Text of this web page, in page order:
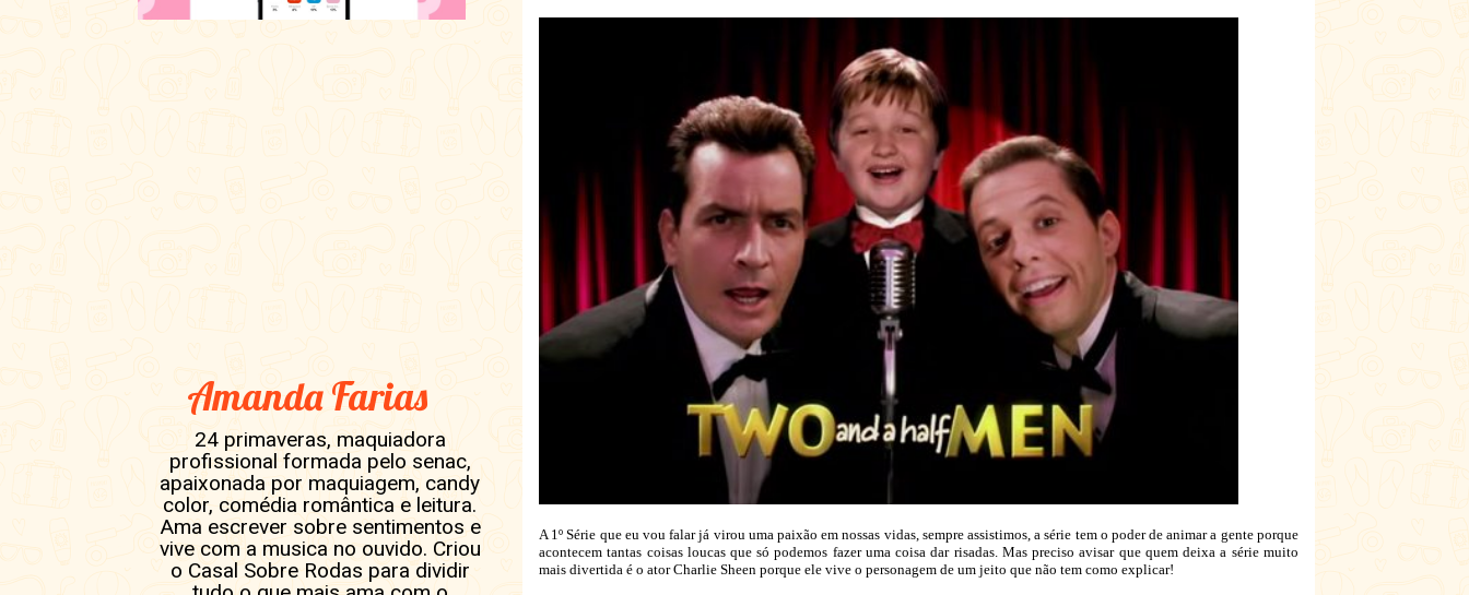
A 1º Série que eu vou falar já virou uma paixão em nossas vidas, sempre assistimos, a série tem o poder de animar a gente porque
acontecem tantas coisas loucas que só podemos fazer uma coisa dar risadas. Mas preciso avisar que quem deixa a série muito
mais divertida é o atorCharlie Sheen porque ele vive o personagem de um jeito que não tem como explicar!
Amanda Farias
24 primaveras, maquiadora
profissional formada pelo senac,
apaixonada por maquiagem, candy
color, comédia romântica e leitura.
Ama escrever sobre sentimentos e
vive com a musica no ouvido. Criou
o Casal Sobre Rodas para dividir